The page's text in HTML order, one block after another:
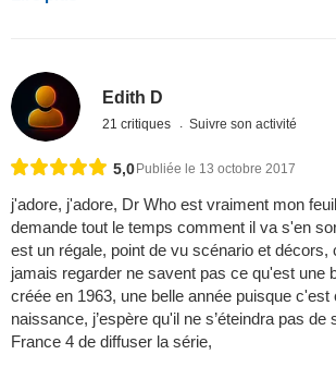
Edith D
21 critiques Suivre son activité
5,0 Publiée le 13 octobre 2017
j'adore, j'adore, Dr Who est vraiment mon
demande tout le temps comment il va s'en
est un régale, point de vu scénario et décors,
jamais regarder ne savent pas ce qu'est une
créée en 1963, une belle année puisque c'est
naissance, j’espère qu'il ne s’éteindra pas de
France 4 de diffuser la série,